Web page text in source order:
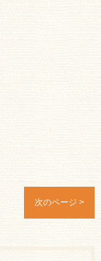
次のページ >